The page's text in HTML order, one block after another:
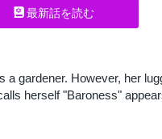
最新話を読む
gardener. However, her
herself "Baroness"